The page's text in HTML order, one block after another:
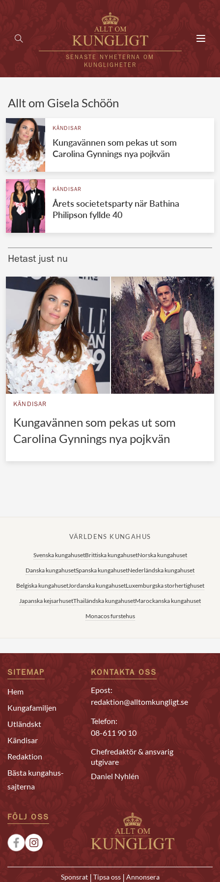
SENASTE NYHETERNA OM
KUNGLIGHETER
UTLÄNDSKT
VÄRLDENS KUNGAHUS
Svenska kungahuset
Brittiska kungahuset
Nederländska kungahuset
Belgiska kungahuset
Jordanska kungahuset
Luxemburgska storhertighuset
Japanska kejsarhuset
Thailändska kungahuset
Marockanska kungahuset
REDAKTION
Allt om Gisela Schöön
KÄNDISAR
Kungavännen som pekas ut som
Carolina Gynnings nya pojkvän
KÄNDISAR
Årets societetsparty när Bathina
Philipson fyllde 40
Hetast just nu
KÄNDISAR
Kungavännen som pekas ut som
Carolina Gynnings nya pojkvän
VÄRLDENS KUNGAHUS
Svenska kungahusetBrittiska kungahusetNorska kungahuset
Danska kungahusetSpanska kungahusetNederländska kungahuset
Belgiska kungahusetJordanska kungahusetLuxemburgska storhertighuset
Japanska kejsarhusetThailändska kungahusetMarockanska kungahuset
Monacos furstehus
SITEMAP
Hem
Kungafamiljen
Utländskt
Kändisar
Redaktion
Bästa kungahus-
sajterna
KONTAKTA OSS
Epost:
redaktion@alltomkungligt.se
Telefon:
08-611 90 10
Chefredaktör & ansvarig
utgivare
Daniel Nyhlén
FÖLJ OSS
Sponsrat | Tipsa oss | Annonsera